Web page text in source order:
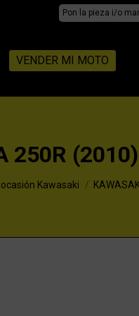
Search:
VENDER MI MOTO
250R (2010)
Kawasaki